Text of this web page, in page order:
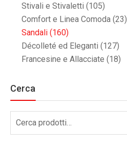
Stivali e Stivaletti (105)
Comfort e Linea Comoda (23)
Sandali (160)
Décolleté ed Eleganti (127)
Francesine e Allacciate (18)
Cerca